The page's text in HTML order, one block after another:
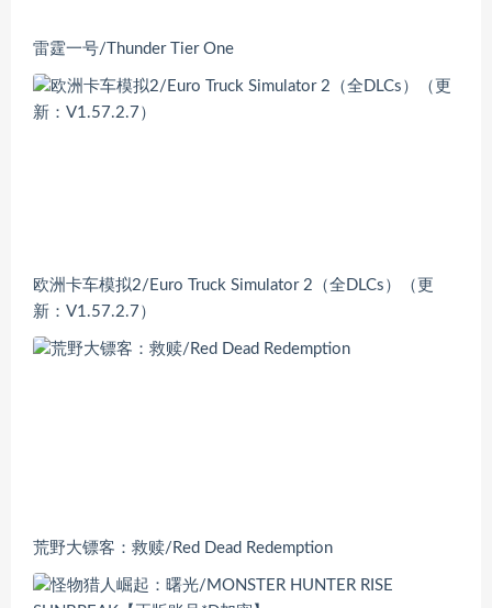
雷霆一号/Thunder Tier One
欧洲卡车模拟2/Euro Truck Simulator 2（全DLCs）（更
新：V1.57.2.7）
荒野大镖客：救赎/Red Dead Redemption